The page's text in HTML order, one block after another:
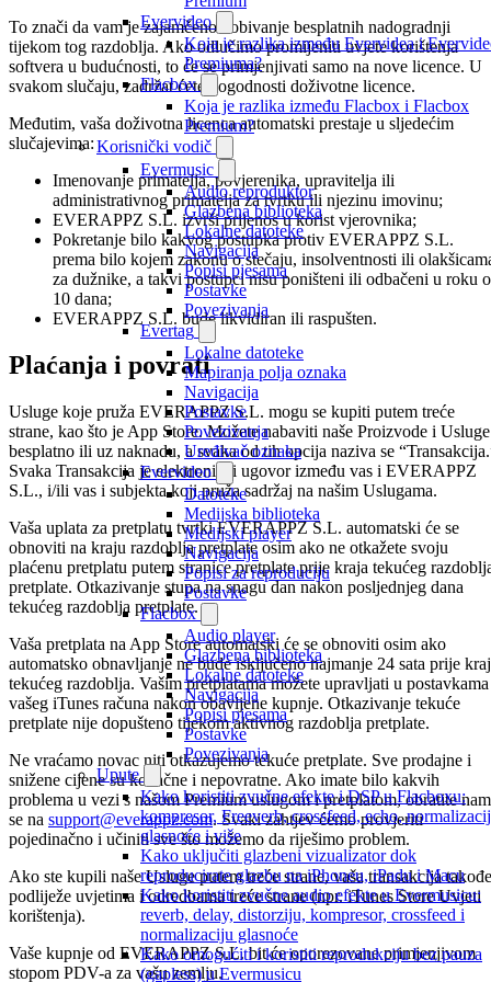
Evervideo
Koja je razlika između Evervidea i
Premiuma?
Flacbox
Koja je razlika između Flacbox i Flacbox
Premium?
Korisnički vodič
Evermusic
Audio reproduktor
Glazbena biblioteka
Lokalne datoteke
Navigacija
Popisi pjesama
Postavke
Povezivanja
Evertag
Lokalne datoteke
Mapiranja polja oznaka
Navigacija
Postavke
Povezivanja
Uređivač oznaka
Evervideo
Datoteke
Medijska biblioteka
Medijski player
Navigacija
Popisi za reproduciju
Postavke
Flacbox
Audio player
Glazbena biblioteka
Lokalne datoteke
Navigacija
Popisi pjesama
Postavke
Povezivanja
Upute
Kako koristiti zvučne efekte i DSP u Flacboxu:
kompresor, Freeverb, crossfeed, echo,
glasnoće i više
Kako uključiti glazbeni vizualizator dok
reproducirate glazbu na iPhoneu, iPadu i Macu
Kako koristiti zvučne audio efekte u Evermusicu:
reverb, delay, distorziju, kompresor, crossfeed i
normalizaciju glasnoće
Kako omogućiti i koristiti reprodukciju bez pauza
(gapless) u Evermusicu
To znači da vam je zajamčeno dobivanje besplatnih nadogradnji
tijekom tog razdoblja. Ako odlučimo promijeniti uvjete korištenja
softvera u budućnosti, to će se primjenjivati samo na nove licence. U
svakom slučaju, zadržat ćete pogodnosti doživotne licence.
Međutim, vaša doživotna licenca automatski prestaje u sljedećim
slučajevima:
Imenovanje primatelja, povjerenika, upravitelja ili
administrativnog primatelja za tvrtku ili njezinu imovinu;
EVERAPPZ S.L. izvrši prijenos u korist vjerovnika;
Pokretanje bilo kakvog postupka protiv EVERAPPZ S.L.
prema bilo kojem zakonu o stečaju, insolventnosti ili
za dužnike, a takvi postupci nisu poništeni ili odbačeni u roku
10 dana;
EVERAPPZ S.L. bude likvidiran ili raspušten.
Plaćanja i povrati
Usluge koje pruža EVERAPPZ S.L. mogu se kupiti putem treće
strane, kao što je App Store. Možete nabaviti naše Proizvode i Usluge
besplatno ili uz naknadu, a svaka od tih opcija naziva se
Svaka Transakcija je elektronički ugovor između vas i EVERAPPZ
S.L., i/ili vas i subjekta koji pruža sadržaj na našim Uslugama.
Vaša uplata za pretplatu tvrtki EVERAPPZ S.L. automatski će se
obnoviti na kraju razdoblja pretplate osim ako ne otkažete svoju
plaćenu pretplatu putem stranice pretplate prije kraja tekućeg
pretplate. Otkazivanje stupa na snagu dan nakon posljednjeg dana
tekućeg razdoblja pretplate.
Vaša pretplata na App Store automatski će se obnoviti osim ako
automatsko obnavljanje ne bude isključeno najmanje 24 sata prije
tekućeg razdoblja. Vašim pretplatama možete upravljati u postavkama
vašeg iTunes računa nakon obavljene kupnje. Otkazivanje tekuće
pretplate nije dopušteno tijekom aktivnog razdoblja pretplate.
Ne vraćamo novac niti otkazujemo tekuće pretplate. Sve prodajne i
snižene cijene su konačne i nepovratne. Ako imate bilo kakvih
problema u vezi s našom Premium uslugom i pretplatom, obratite nam
se na support@everappz.com. Svaki zahtjev ćemo provjeriti
pojedinačno i učiniti sve što možemo da riješimo problem.
Ako ste kupili naše Usluge putem treće strane, vaša transakcija
podliježe uvjetima i odredbama treće strane (npr. iTunes Store Uvjeti
korištenja).
Vaše kupnje od EVERAPPZ S.L. bit će oporezovane primjenjivom
stopom PDV-a za vašu zemlju.